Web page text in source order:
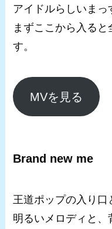
アイドルらしいまっ
まずここから入る
す。
MVを見る
Brand new me
王道ポップの入り口
明るいメロディと